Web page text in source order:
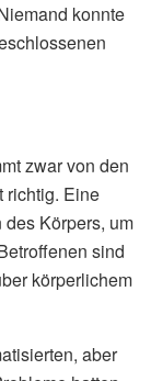
konnte
zwar von den
richtig. Eine
Körpers, um
sind
körperlichem
aber